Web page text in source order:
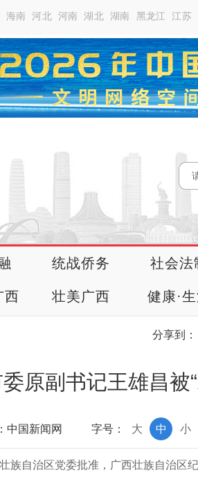
海南 河北 河南 湖北 湖南 黑龙江 江苏
统战侨务 社会法
西 壮美广西 健康·
分享到：
原副书记王雄昌被
国新闻网 字号： 小
中
大
族自治区党委批准，广西壮族自治区